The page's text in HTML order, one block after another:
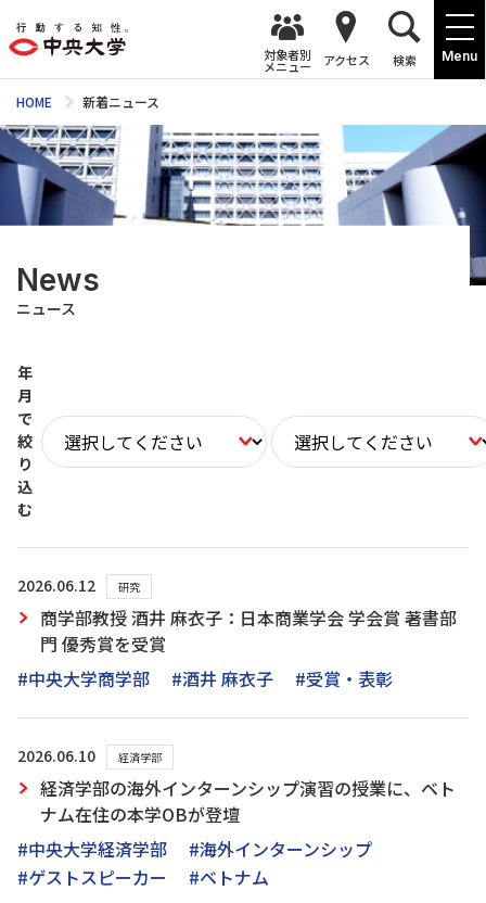
Menu
対象者別
メニュー アクセス 検索
HOME 新着ニュース
News
ニュース
年
月
で
絞
り
込
む
2026.06.12 研究
商学部教授 酒井 麻衣子：日本商業学会 学会賞 著書部
門 優秀賞を受賞
#中央大学商学部
#酒井 麻衣子 #受賞・表彰
2026.06.10 経済学部
経済学部の海外インターンシップ演習の授業に、ベト
ナム在住の本学OBが登壇
#中央大学経済学部
#海外インターンシップ
#ゲストスピーカー
#ベトナム